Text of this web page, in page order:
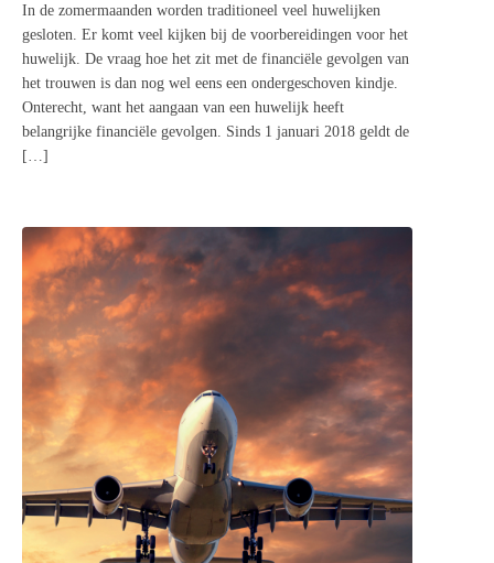
In de zomermaanden worden traditioneel veel huwelijken
gesloten. Er komt veel kijken bij de voorbereidingen voor het
huwelijk. De vraag hoe het zit met de financiële gevolgen van
het trouwen is dan nog wel eens een ondergeschoven kindje.
Onterecht, want het aangaan van een huwelijk heeft
belangrijke financiële gevolgen. Sinds 1 januari 2018 geldt de
[…]